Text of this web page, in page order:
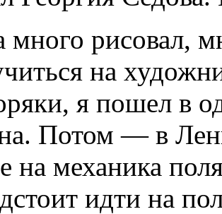
много рисовал,
на
я пошел в
Потом — в
на механика
идти на